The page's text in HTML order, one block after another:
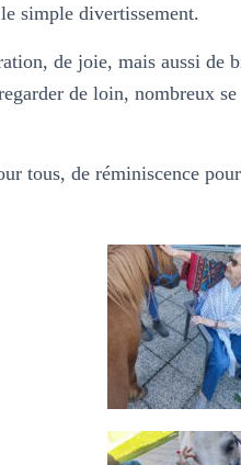
simple divertissement.
de joie, mais aussi de
de loin, nombreux
tous, de réminiscence